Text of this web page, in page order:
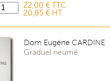
22,00 € TTC
20,85 € HT
Dom Eugène CARDINE
Graduel neumé